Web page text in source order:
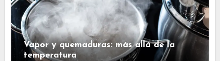
Vapor y quemaduras: más allá de la
temperatura